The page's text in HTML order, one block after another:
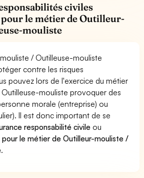
civiles
le métier de Outilleur-
mouliste
/ Outilleuse-mouliste
contre les risques
pouvez lors de l'exercice du métier
mouliste provoquer des
morale (entreprise) ou
Il est donc important de se
responsabilité civile ou
pour le métier de Outilleur-mouliste /
.